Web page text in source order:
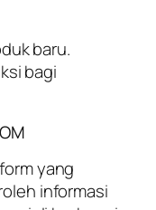
baru.
bagi
yang
informasi